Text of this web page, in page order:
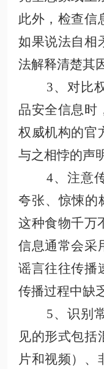
此外，检查信
如果说法自相
法解释清楚其
3、对比
品安全信息时
权威机构的官
与之相悖的声
4、注意
夸张、惊悚的
这种食物千万
信息通常会采
谣言往往传播
传播过程中缺
5、识别
见的形式包括
片和视频）、